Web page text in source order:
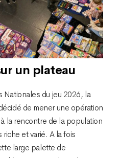
un plateau
Nationales du jeu 2026, la
de mener une opération
la rencontre de la population
riche et varié. A la fois
large palette de